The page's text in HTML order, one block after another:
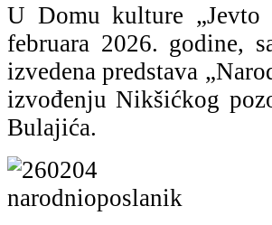
U Domu kulture
februara 2026. godine,
izvedena predstava
izvođenju Nikšićkog
Bulajića.